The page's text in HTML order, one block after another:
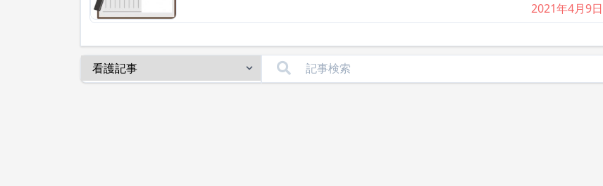
2021年4月9日